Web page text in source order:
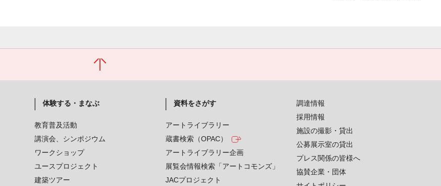
体験する・まなぶ
教育普及活動
講演会、シンポジウム
ワークショップ
ユースプロジェクト
建築ツアー
資料をさがす
アートライブラリー
蔵書検索（OPAC）
アートライブラリー企画
展覧会情報検索「アートコモンズ」
JACプロジェクト
調達情報
採用情報
施設の撮影・貸出
公募展示室の貸出
プレス関係の皆様へ
協賛企業・団体